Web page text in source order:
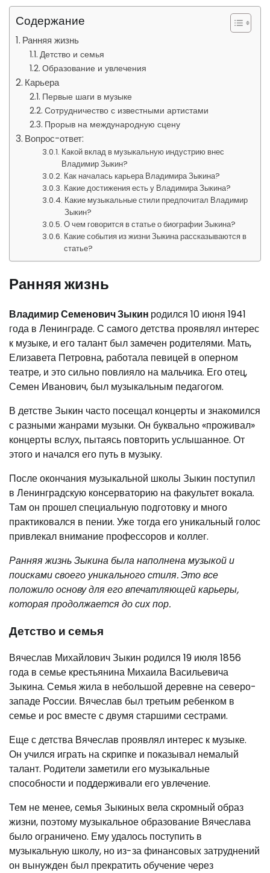
Содержание
Ранняя жизнь
Детство и семья
Образование и увлечения
Карьера
Первые шаги в музыке
Сотрудничество с известными артистами
Прорыв на международную сцену
Вопрос-ответ:
Какой вклад в музыкальную индустрию внес
Владимир Зыкин?
Как началась карьера Владимира Зыкина?
Какие достижения есть у Владимира Зыкина?
Какие музыкальные стили предпочитал Владимир
Зыкин?
О чем говорится в статье о биографии Зыкина?
Какие события из жизни Зыкина рассказываются в
статье?
Ранняя жизнь
Владимир Семенович Зыкин родился 10 июня 1941
года в Ленинграде. С самого детства проявлял интерес
к музыке, и его талант был замечен родителями. Мать,
Елизавета Петровна, работала певицей в оперном
театре, и это сильно повлияло на мальчика. Его отец,
Семен Иванович, был музыкальным педагогом.
В детстве Зыкин часто посещал концерты и знакомился
с разными жанрами музыки. Он буквально «проживал»
концерты вслух, пытаясь повторить услышанное. От
этого и начался его путь в музыку.
После окончания музыкальной школы Зыкин поступил
в Ленинградскую консерваторию на факультет вокала.
Там он прошел специальную подготовку и много
практиковался в пении. Уже тогда его уникальный голос
привлекал внимание профессоров и коллег.
Ранняя жизнь Зыкина была наполнена музыкой и
поисками своего уникального стиля. Это все
положило основу для его впечатляющей карьеры,
которая продолжается до сих пор.
Детство и семья
Вячеслав Михайлович Зыкин родился 19 июля 1856
года в семье крестьянина Михаила Васильевича
Зыкина. Семья жила в небольшой деревне на северо-
западе России. Вячеслав был третьим ребенком в
семье и рос вместе с двумя старшими сестрами.
Еще с детства Вячеслав проявлял интерес к музыке.
Он учился играть на скрипке и показывал немалый
талант. Родители заметили его музыкальные
способности и поддерживали его увлечение.
Тем не менее, семья Зыкиных вела скромный образ
жизни, поэтому музыкальное образование Вячеслава
было ограничено. Ему удалось поступить в
музыкальную школу, но из-за финансовых затруднений
он вынужден был прекратить обучение через